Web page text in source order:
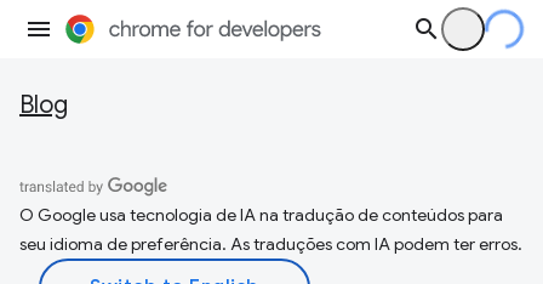
Blog
O Google usa tecnologia de IA na tradução de conteúdos para
seu idioma de preferência. As traduções com IA podem ter erros.